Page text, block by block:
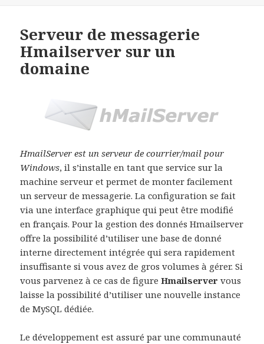
Serveur de messagerie
Hmailserver sur un
domaine
HmailServer est un serveur de courrier/mail pour
Windows, il s’installe en tant que service sur la
machine serveur et permet de monter facilement
un serveur de messagerie. La configuration se fait
via une interface graphique qui peut être modifié
en français. Pour la gestion des donnés Hmailserver
offre la possibilité d’utiliser une base de donné
interne directement intégrée qui sera rapidement
insuffisante si vous avez de gros volumes à gérer. Si
vous parvenez à ce cas de figureHmailserver vous
laisse la possibilité d’utiliser une nouvelle instance
de MySQL dédiée.
Le développement est assuré par une communauté